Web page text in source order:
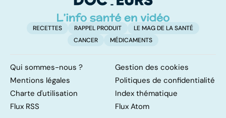
RECETTES RAPPEL PRODUIT
LE MAG DE LA SANTÉ
CANCER
MÉDICAMENTS
Qui sommes-nous ?
Gestion des cookies
Mentions légales
Politiques de confidentialité
Charte d'utilisation
Index thématique
Flux RSS
Flux Atom